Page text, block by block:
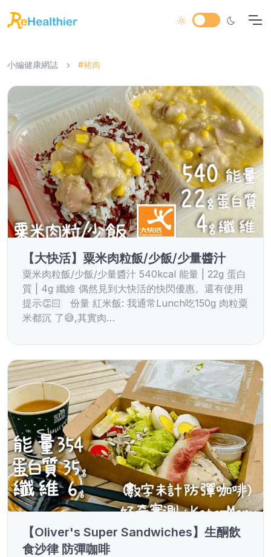
小編健康網誌 #豬肉
【大快活】粟米肉粒飯/少飯/少量醬汁
粟米肉粒飯/少飯/少量醬汁 540kcal 能量 | 22g 蛋白
質 | 4g 纖維 偶然見到大快活的快閃優惠。還有使用
提示👏🏻 份量 紅米飯: 我通常Lunch吃150g 肉粒粟
米都沉 了😅,其實肉…
【Oliver's Super Sandwiches】生酮飲
食沙律 防彈咖啡